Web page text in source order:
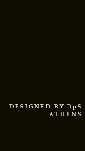
DESIGNED BY DpS
ATHENS